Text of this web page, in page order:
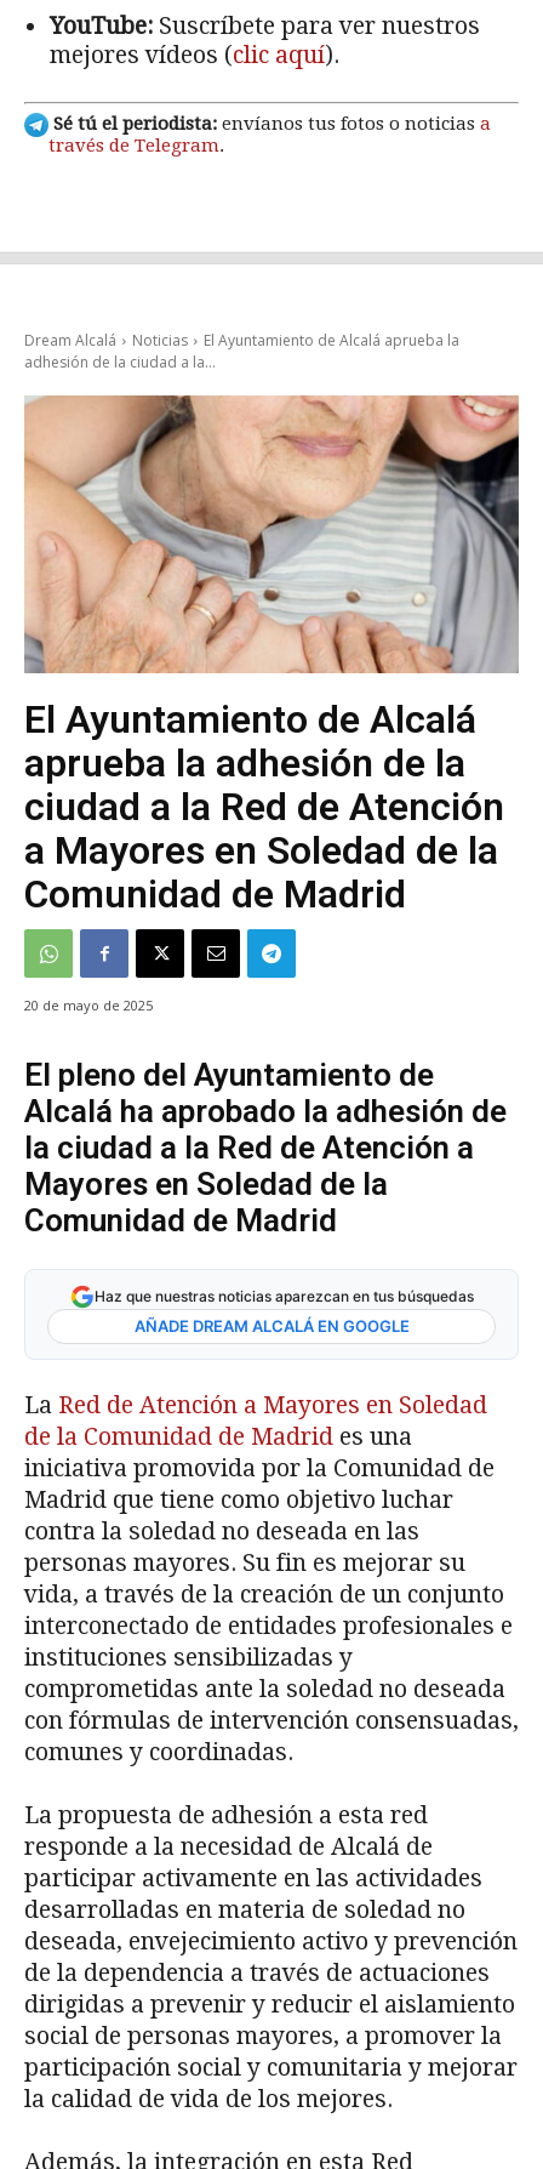
YouTube: Suscríbete para ver nuestros
mejores vídeos (clic aquí).
Sé tú el periodista: envíanos tus fotos o noticias a
través de Telegram.